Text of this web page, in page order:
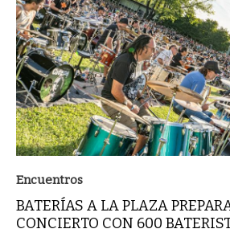
Encuentros
BATERÍAS A LA PLAZA
CONCIERTO CON 600